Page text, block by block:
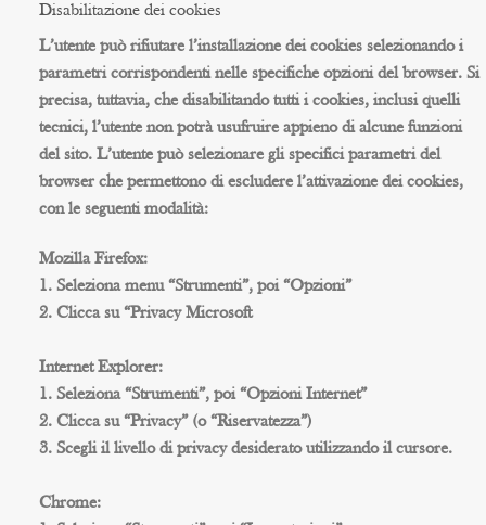
Disabilitazione dei cookies
L’utente può rifiutare l’installazione dei cookies selezionando i
parametri corrispondenti nelle specifiche opzioni del browser. Si
precisa, tuttavia, che disabilitando tutti i cookies, inclusi quelli
tecnici, l’utente non potrà usufruire appieno di alcune funzioni
del sito. L’utente può selezionare gli specifici parametri del
browser che permettono di escludere l’attivazione dei cookies,
con le seguenti modalità:
Mozilla Firefox:
1. Seleziona menu “Strumenti”, poi “Opzioni”
2. Clicca su “Privacy Microsoft
Internet Explorer:
1. Seleziona “Strumenti”, poi “Opzioni Internet”
2. Clicca su “Privacy” (o “Riservatezza”)
3. Scegli il livello di privacy desiderato utilizzando il cursore.
Chrome: